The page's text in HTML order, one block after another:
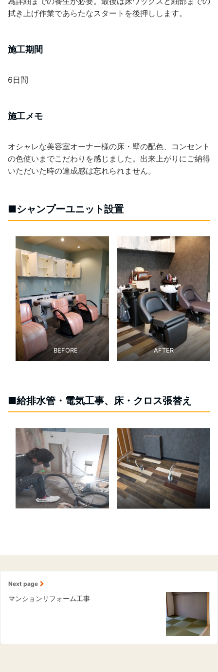
拭き上げ作業であらたなスタートを後押しします。
施工期間
6日間
施工メモ
オシャレな美容室オーナー様の床・壁の配色、コンセント
の色使いまでこだわりを感じました。出来上がりにご納得
いただいた時の達成感は忘れられません。
■シャンプーユニット設置
BEFORE AFTER
■給排水管・電気工事、床・クロス張替え
Next page
マンションリフォーム工事